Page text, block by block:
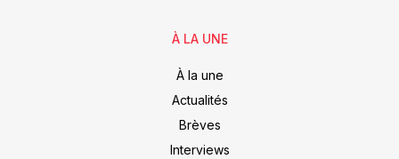
À LA UNE
À la une
Actualités
Brèves
Interviews